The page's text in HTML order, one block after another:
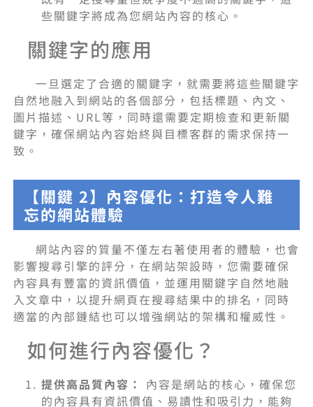
些關鍵字將成為您網站內容的核心。
關鍵字的應用
一旦選定了合適的關鍵字，就需要將這些關鍵字
自然地融入到網站的各個部分，包括標題、內文、
圖片描述、URL等，同時還需要定期檢查和更新關
鍵字，確保網站內容始終與目標客群的需求保持一
致。
【關鍵 2】內容優化：打造令人難
忘的網站體驗
網站內容的質量不僅左右著使用者的體驗，也會
影響搜尋引擎的評分，在網站架設時，您需要確保
內容具有豐富的資訊價值，並運用關鍵字自然地融
入文章中，以提升網頁在搜尋結果中的排名，同時
適當的內部鏈結也可以增強網站的架構和權威性。
如何進行內容優化？
提供高品質內容：
內容是網站的核心，確保您
的內容具有資訊價值、易讀性和吸引力，能夠